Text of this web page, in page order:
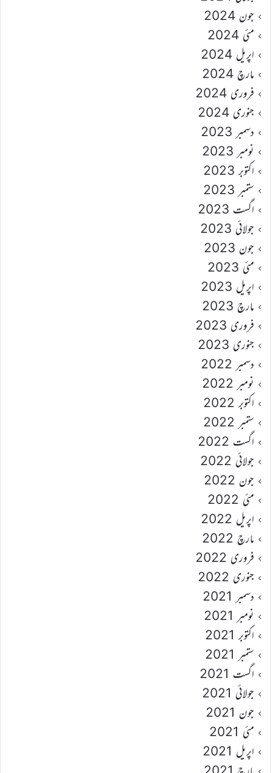
جون 2024
مئی 2024
اپریل 2024
مارچ 2024
فروری 2024
جنوری 2024
دسمبر 2023
نومبر 2023
اکتوبر 2023
ستمبر 2023
اگست 2023
جولائی 2023
جون 2023
مئی 2023
اپریل 2023
مارچ 2023
فروری 2023
جنوری 2023
دسمبر 2022
نومبر 2022
اکتوبر 2022
ستمبر 2022
اگست 2022
جولائی 2022
جون 2022
مئی 2022
اپریل 2022
مارچ 2022
فروری 2022
جنوری 2022
دسمبر 2021
نومبر 2021
اکتوبر 2021
ستمبر 2021
اگست 2021
جولائی 2021
جون 2021
مئی 2021
اپریل 2021